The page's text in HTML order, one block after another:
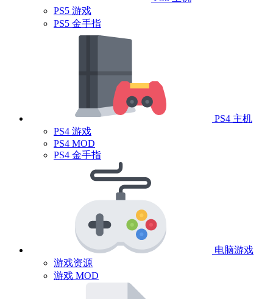
PS5 游戏
PS5 金手指
PS4 主机
PS4 游戏
PS4 MOD
PS4 金手指
电脑游戏
游戏资源
游戏 MOD